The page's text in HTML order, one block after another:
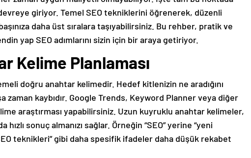
giriyor. Temel SEO tekniklerini öğrenerek, düzenli
daha üst sıralara taşıyabilirsiniz. Bu rehber, pratik ve
yap SEO adımlarını sizin için bir araya getiriyor.
Kelime Planlaması
doğru anahtar kelimedir. Hedef kitlenizin ne aradığını
kaybıdır. Google Trends, Keyword Planner veya diğer
araştırması yapabilirsiniz. Uzun kuyruklu anahtar kelimeler,
hızlı sonuç almanızı sağlar. Örneğin “SEO” yerine “yeni
teknikleri” gibi daha spesifik ifadeler daha düşük rekabet